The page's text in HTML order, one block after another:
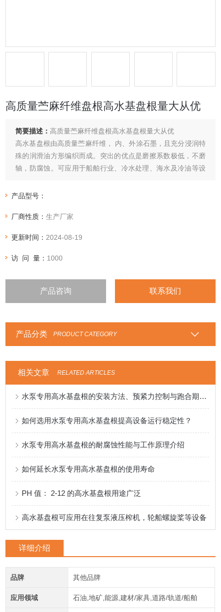
高质量苎麻纤维盘根高水基盘根量大从优
简要描述： 高质量苎麻纤维盘根高水基盘根量大从优
高水基盘根由高质量苎麻纤维， 内、外涂石墨，且充分浸润特
殊的润滑油方形编织而成。突出的优点是磨擦系数极低，不磨
轴，防腐蚀。可应用于船舶行业、冷水处理、海水及冷油等设
产品型号：
厂商性质：生产厂家
更新时间： 2024-08-19
访 问 量： 1000
产品咨询 联系我们
产品分类 PRODUCT CATEGORY
相关文章 RELATED ARTICLES
水泵专用高水基盘根的安装方法、预紧力控制与跑合期注意事项
如何选用水泵专用高水基盘根提高设备运行稳定性？
水泵专用高水基盘根的耐腐蚀性能与工作原理介绍
如何延长水泵专用高水基盘根的使用寿命
PH 值： 2-12 的高水基盘根用途广泛
高水基盘根可应用在往复泵液压榨机，轮船螺旋桨等设备
详细介绍
品牌 其他品牌
应用领域 石油,地矿,能源,建材/家具,道路/轨道/船舶